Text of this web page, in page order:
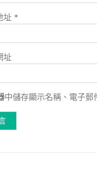
址 *
址
中儲存顯示名稱、電子郵